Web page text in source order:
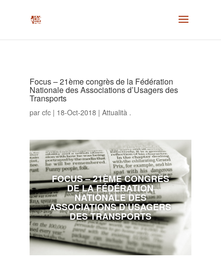
Focus – 21ème congrès de la Fédération
Nationale des Associations d’Usagers des
Transports
par cfc| 18-Oct-2018 | Attualità .
FOCUS – 21ÈME CONGRÈS
DE LA FÉDÉRATION
NATIONALE DES
ASSOCIATIONS D’USAGERS
DES TRANSPORTS